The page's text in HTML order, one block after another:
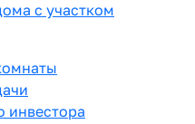
с участком
инвестора